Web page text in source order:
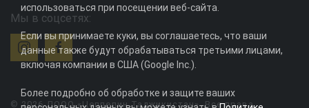
Мы в соцсетях:
© 2026 ДООО «Цеппелин Таджикистан». Все права
использоваться при посещении веб-сайта.
Если вы принимаете куки, вы соглашаетесь, что ваши
данные также будут обрабатываться третьими лицами,
включая компании в США (Google Inc.).
Более подробно об обработке и защите ваших